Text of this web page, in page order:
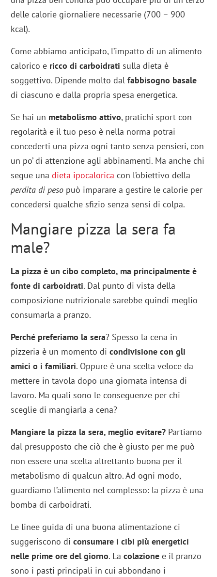
delle calorie giornaliere necessarie (700 – 900
kcal).
Come abbiamo anticipato, l’impatto di un alimento
calorico e ricco di carboidrati sulla dieta è
soggettivo. Dipende molto dalfabbisogno basale
di ciascuno e dalla propria spesa energetica.
Se hai un metabolismo attivo, pratichi sport con
regolarità e il tuo peso è nella norma potrai
concederti una pizza ogni tanto senza pensieri, con
un po’ di attenzione agli abbinamenti. Ma anche chi
segue unadieta ipocalorica con l’obiettivo della
perdita di peso può imparare a gestire le calorie per
concedersi qualche sfizio senza sensi di colpa.
Mangiare pizza la sera fa
male?
La pizza è un cibo completo, ma principalmente è
fonte di carboidrati. Dal punto di vista della
composizione nutrizionale sarebbe quindi meglio
consumarla a pranzo.
Perché preferiamo la sera? Spesso la cena in
pizzeria è un momento dicondivisione con gli
amici o i familiari. Oppure è una scelta veloce da
mettere in tavola dopo una giornata intensa di
lavoro. Ma quali sono le conseguenze per chi
sceglie di mangiarla a cena?
Mangiare la pizza la sera, meglio evitare? Partiamo
dal presupposto che ciò che è giusto per me può
non essere una scelta altrettanto buona per il
metabolismo di qualcun altro. Ad ogni modo,
guardiamo l’alimento nel complesso: la pizza è una
bomba di carboidrati.
Le linee guida di una buona alimentazione ci
suggeriscono diconsumare i cibi più energetici
nelle prime ore del giorno. Lacolazione e il pranzo
sono i pasti principali in cui abbondano i